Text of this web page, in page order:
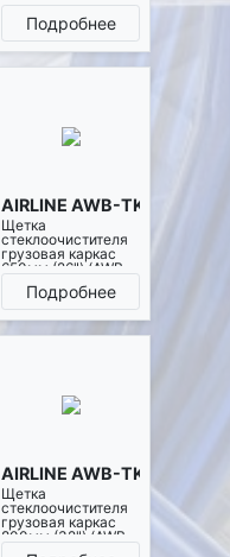
TK-550)Подробнее
AIRLINE AWB-TK-650
Щетка
стеклоочистителя
грузовая каркас
650мм (26") (AWB-
TK-650)Подробнее
AIRLINE AWB-TK-800
Щетка
стеклоочистителя
грузовая каркас
800мм (32") (AWB-
TK-800)